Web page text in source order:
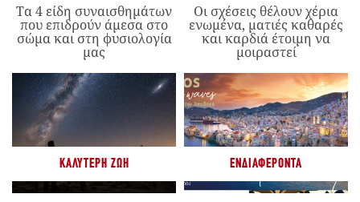
Τα 4 είδη συναισθημάτων
που επιδρούν άμεσα στο
σώμα και στη φυσιολογία
μας
Οι σχέσεις θέλουν χέρια
ενωμένα, ματιές καθαρές
και καρδιά έτοιμη να
μοιραστεί
ΚΑΛΎΤΕΡΗ ΖΩΉ ΕΝΔΙΑΦΈΡΟΝΤΑ